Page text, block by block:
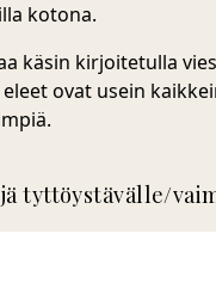
kotona.
käsin kirjoitetulla
ovat usein
tyttöystävälle/